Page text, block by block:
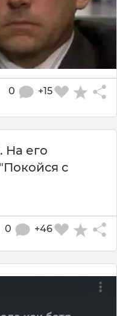
+15
0
На его
с
+46
0